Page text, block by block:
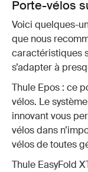
Porte-vélos
Voici quelques-
que nous
caractéristiques
s’adapter à
Thule Epos : ce
vélos. Le
innovant vous
vélos dans
vélos de toutes
Thule EasyFold